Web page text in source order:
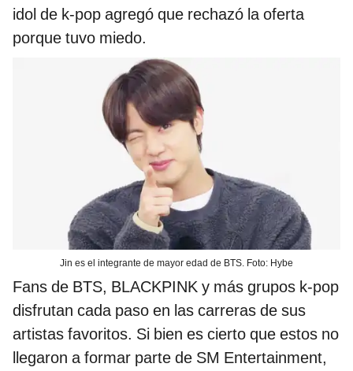
idol de k-pop agregó que rechazó la oferta
porque tuvo miedo.
Jin es el integrante de mayor edad de BTS. Foto: Hybe
Fans de BTS, BLACKPINK y más grupos k-pop
disfrutan cada paso en las carreras de sus
artistas favoritos. Si bien es cierto que estos no
llegaron a formar parte de SM Entertainment,